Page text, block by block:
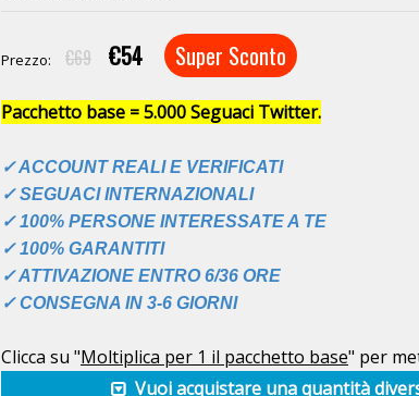
Prezzo: €69 €54 Super Sconto
Pacchetto base = 5.000 Seguaci Twitter.
✓ ACCOUNT REALI E VERIFICATI
✓ SEGUACI INTERNAZIONALI
✓ 100% PERSONE INTERESSATE A TE
✓ 100% GARANTITI
✓ ATTIVAZIONE ENTRO 6/36 ORE
✓ CONSEGNA IN 3-6 GIORNI
Clicca su "Moltiplica per 1 il pacchetto base" per
Vuoi acquistare una quantità